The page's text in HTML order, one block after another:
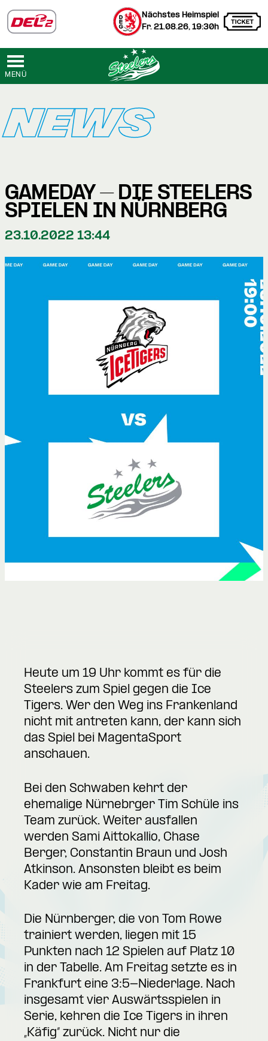
Nächstes Heimspiel
Fr. 21.08.26, 19:30h
MENÜ
NEWS
GAMEDAY – DIE STEELERS
SPIELEN IN NÜRNBERG
23.10.2022 13:44
Heute um 19 Uhr kommt es für die
Steelers zum Spiel gegen die Ice
Tigers. Wer den Weg ins Frankenland
nicht mit antreten kann, der kann sich
das Spiel bei MagentaSport
anschauen.
Bei den Schwaben kehrt der
ehemalige Nürnebrger Tim Schüle ins
Team zurück. Weiter ausfallen
werden Sami Aittokallio, Chase
Berger, Constantin Braun und Josh
Atkinson. Ansonsten bleibt es beim
Kader wie am Freitag.
Die Nürnberger, die von Tom Rowe
trainiert werden, liegen mit 15
Punkten nach 12 Spielen auf Platz 10
in der Tabelle. Am Freitag setzte es in
Frankfurt eine 3:5-Niederlage. Nach
insgesamt vier Auswärtsspielen in
Serie, kehren die Ice Tigers in ihren
„Käfig“ zurück. Nicht nur die